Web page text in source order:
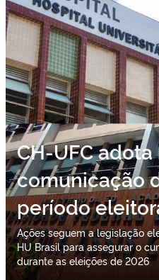
CH-UFC
comunicação
período
Ações seguem a legislação
HU Brasil para assegurar o
durante as eleições de 2026